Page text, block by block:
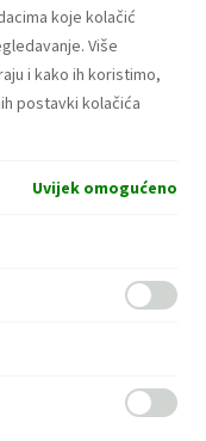
koje kolačić
Više
i kako ih koristimo,
postavki kolačića
Uvijek omogućeno
igre
CLUB te